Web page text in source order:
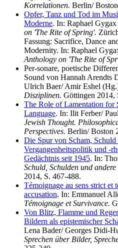
Korrelationen. Berlin/
Opfer, Tanz und Tod im
Moderne. In: Raphael
on 'The Rite of Spring'.
Fassung: Sacrifice, Dance
Modernity. In: Raphael
Anthology on 'The Rite of
Per-sonare, poetische
Sound von Hannah Arendts
Ulrich Baer/ Amir Eshel
Disziplinen. Göttingen 2014,
The Role of Lamentation for
Language. In: Ilit Ferber/
Jewish Thought.
Perspectives. Berlin/ Boston
Die Spur von Scham, Schuld
Vergangenheitspolitik und -
Gedächtnis seit 1945. In:
Schuld, Schulden und
2014, S. 467-488.
Témoignage au sens strict et
accusation. In: Emmanuel
Témoignage et Survivance.
Von Blitz, Flamme und
Bildern als epistemischer
Lena Bader/ Georges Didi-
Sprechen über Bilder,